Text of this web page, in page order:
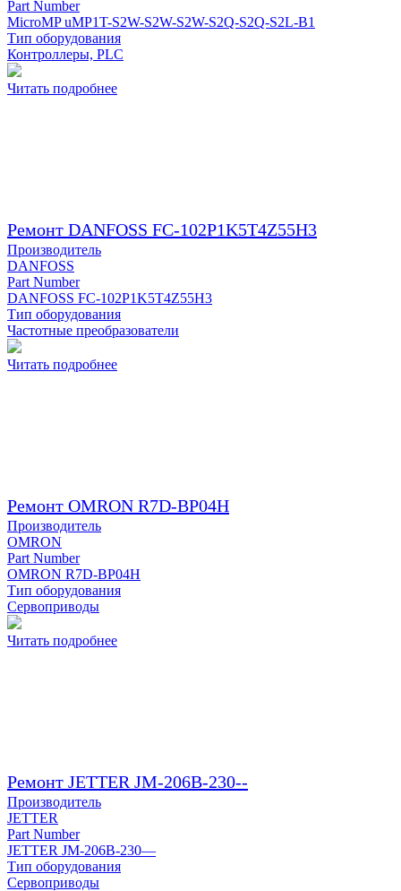
Part Number
MicroMP uMP1T-S2W-S2W-S2W-S2Q-S2Q-S2L-B1
Тип оборудования
Контроллеры, PLC
Читать подробнее
Ремонт DANFOSS FC-102P1K5T4Z55H3
Производитель
DANFOSS
Part Number
DANFOSS FC-102P1K5T4Z55H3
Тип оборудования
Частотные преобразователи
Читать подробнее
Ремонт OMRON R7D-BP04H
Производитель
OMRON
Part Number
OMRON R7D-BP04H
Тип оборудования
Сервоприводы
Читать подробнее
Ремонт JETTER JM-206B-230--
Производитель
JETTER
Part Number
JETTER JM-206B-230—
Тип оборудования
Сервоприводы